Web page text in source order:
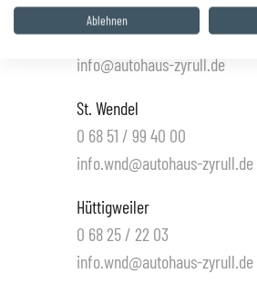
Saarwellingen
0 68 38 / 86 48 80
info@autohaus-zyrull.de
St. Wendel
0 68 51 / 99 40 00
info.wnd@autohaus-zyrull.de
Hüttigweiler
0 68 25 / 22 03
info.wnd@autohaus-zyrull.de
Ablehnen